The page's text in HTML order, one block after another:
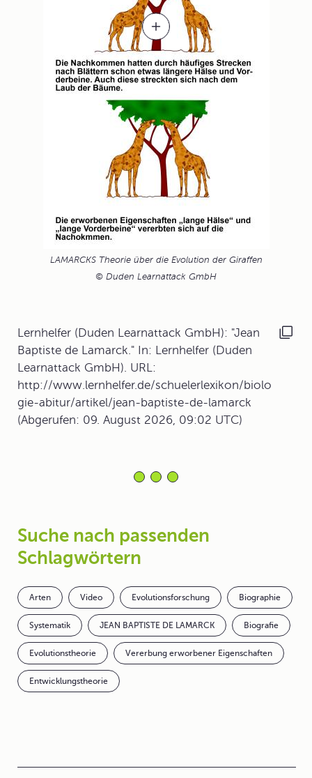
LAMARCKS Theorie über die Evolution der Giraffen
© Duden Learnattack GmbH
Lernhelfer (Duden Learnattack GmbH): "Jean
Baptiste de Lamarck." In: Lernhelfer (Duden
Learnattack GmbH). URL:
http://www.lernhelfer.de/schuelerlexikon/biolo
gie-abitur/artikel/jean-baptiste-de-lamarck
(Abgerufen: 09. August 2026, 09:02 UTC)
Suche nach passenden
Schlagwörtern
Arten Video Evolutionsforschung Biographie
Systematik JEAN BAPTISTE DE LAMARCK Biografie
Evolutionstheorie Vererbung erworbener Eigenschaften
Entwicklungstheorie